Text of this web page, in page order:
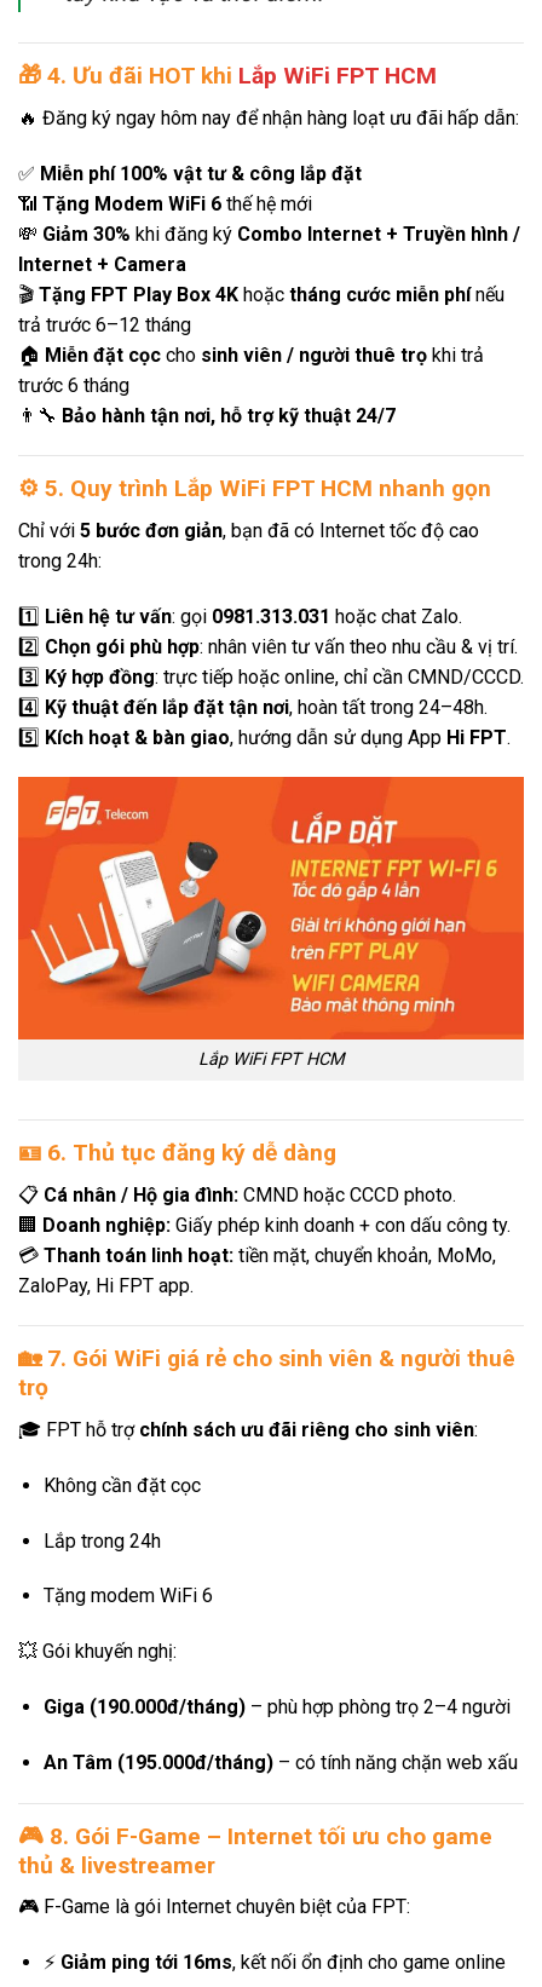
🎁 4. Ưu đãi HOT khi Lắp WiFi FPT HCM
🔥 Đăng ký ngay hôm nay để nhận hàng loạt ưu đãi hấp dẫn:
✅ Miễn phí 100% vật tư & công lắp đặt
📶 Tặng Modem WiFi 6 thế hệ mới
💸 Giảm 30% khi đăng ký Combo Internet + Truyền hình /
Internet + Camera
🎬 Tặng FPT Play Box 4K hoặc tháng cước miễn phínếu
trả trước 6–12 tháng
🏠 Miễn đặt cọc cho sinh viên / người thuê trọ khi trả
trước 6 tháng
👨‍🔧 Bảo hành tận nơi, hỗ trợ kỹ thuật 24/7
⚙️ 5. Quy trình Lắp WiFi FPT HCM nhanh gọn
Chỉ với 5 bước đơn giản, bạn đã có Internet tốc độ cao
trong 24h:
1️⃣ Liên hệ tư vấn: gọi 0981.313.031 hoặc chat Zalo.
2️⃣ Chọn gói phù hợp: nhân viên tư vấn theo nhu cầu & vị trí.
3️⃣ Ký hợp đồng: trực tiếp hoặc online, chỉ cần CMND/CCCD.
4️⃣ Kỹ thuật đến lắp đặt tận nơi, hoàn tất trong 24–48h.
5️⃣ Kích hoạt & bàn giao, hướng dẫn sử dụng App Hi FPT.
Lắp WiFi FPT HCM
🪪 6. Thủ tục đăng ký dễ dàng
📋 Cá nhân / Hộ gia đình: CMND hoặc CCCD photo.
🏢 Doanh nghiệp: Giấy phép kinh doanh + con dấu công ty.
💳 Thanh toán linh hoạt: tiền mặt, chuyển khoản, MoMo,
ZaloPay, Hi FPT app.
🏡 7. Gói WiFi giá rẻ cho sinh viên & người thuê
trọ
🎓 FPT hỗ trợ chính sách ưu đãi riêng cho sinh viên:
Không cần đặt cọc
Lắp trong 24h
Tặng modem WiFi 6
💥 Gói khuyến nghị:
Giga (190.000đ/tháng)– phù hợp phòng trọ 2–4 người
An Tâm (195.000đ/tháng)– có tính năng chặn web xấu
🎮 8. Gói F-Game – Internet tối ưu cho game
thủ & livestreamer
🎮 F-Game là gói Internet chuyên biệt của FPT:
⚡ Giảm ping tới 16ms, kết nối ổn định cho game online